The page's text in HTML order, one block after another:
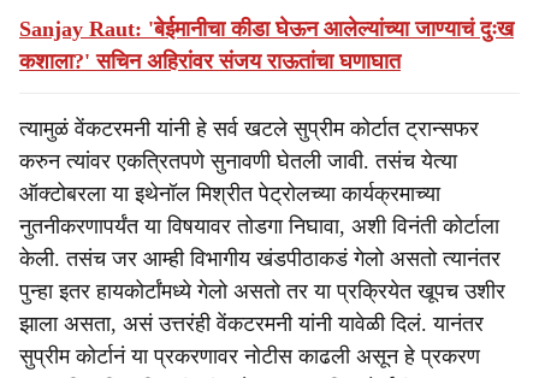
Sanjay Raut: 'बेईमानीचा कीडा घेऊन आलेल्यांच्या जाण्याचं दुःख
कशाला?' सचिन अहिरांवर संजय राऊतांचा घणाघात
त्यामुळं वेंकटरमनी यांनी हे सर्व खटले सुप्रीम कोर्टात ट्रान्सफर
करुन त्यांवर एकत्रितपणे सुनावणी घेतली जावी. तसंच येत्या
ऑक्टोबरला या इथेनॉल मिश्रीत पेट्रोलच्या कार्यक्रमाच्या
नुतनीकरणापर्यंत या विषयावर तोडगा निघावा, अशी विनंती कोर्टाला
केली. तसंच जर आम्ही विभागीय खंडपीठाकडं गेलो असतो त्यानंतर
पुन्हा इतर हायकोर्टांमध्ये गेलो असतो तर या प्रक्रियेत खूपच उशीर
झाला असता, असं उत्तरंही वेंकटरमनी यांनी यावेळी दिलं. यानंतर
सुप्रीम कोर्टानं या प्रकरणावर नोटीस काढली असून हे प्रकरण